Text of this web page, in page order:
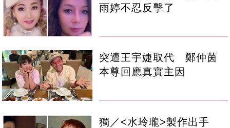
雨婷不忍反擊了
突遭王宇婕取代 鄭仲茵
本尊回應真實主因
獨／<水玲瓏>製作出手